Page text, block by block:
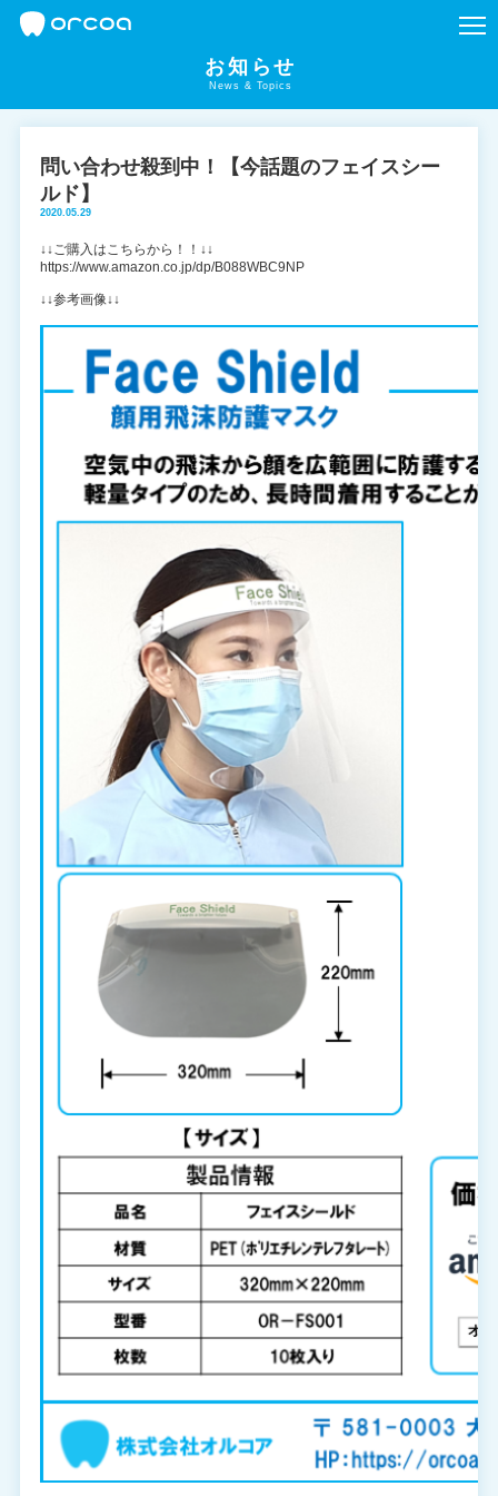
お知らせ
News & Topics
問い合わせ殺到中！【今話題のフェイスシー
ルド】
2020.05.29
↓↓ご購入はこちらから！！↓↓
https://www.amazon.co.jp/dp/B088WBC9NP
↓↓参考画像↓↓